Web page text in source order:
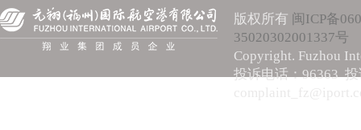
版权所有 闽ICP备
35020302001337号
Copyright. Fuzhou
投诉电话：96363